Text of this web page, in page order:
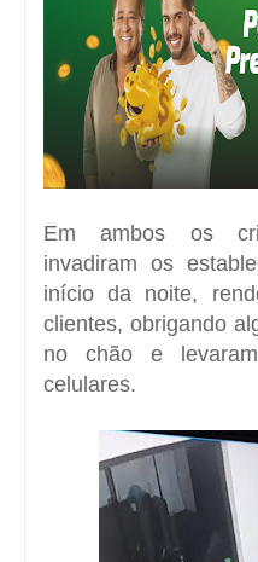
Em ambos os
invadiram os
início da noite,
clientes, obrigando
no chão e
celulares.